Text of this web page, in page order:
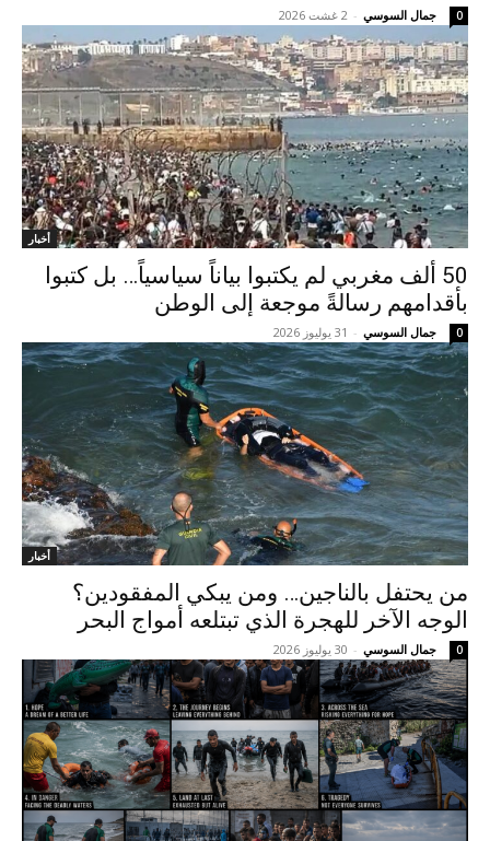
جمال السوسي - 2 غشت 2026 0
أخبار
50 ألف مغربي لم يكتبوا بياناً سياسياً… بل كتبوا
بأقدامهم رسالةً موجعة إلى الوطن
جمال السوسي - 31 يوليوز 2026 0
أخبار
من يحتفل بالناجين… ومن يبكي المفقودين؟
الوجه الآخر للهجرة الذي تبتلعه أمواج البحر
جمال السوسي - 30 يوليوز 2026 0